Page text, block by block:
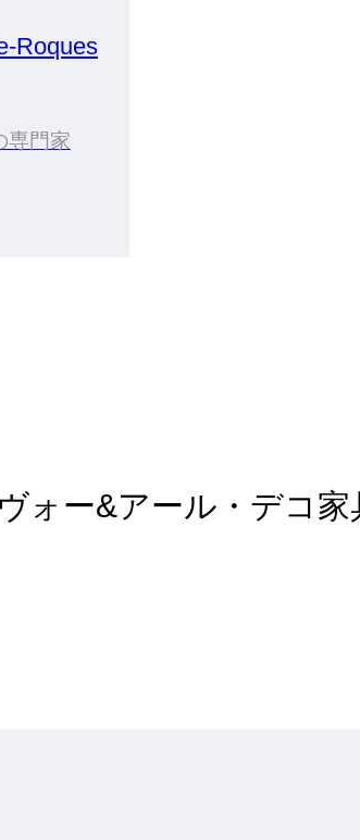
Roques
専門家
ォー&アール・デコ家